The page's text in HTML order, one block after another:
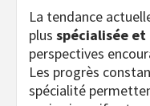
La tendance
plus spécialisée
perspectives
Les progrès
spécialité